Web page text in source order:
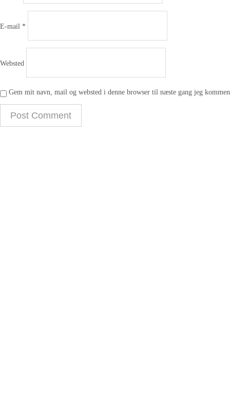
E-mail *
Websted
Gem mit navn, mail og websted i denne browser til næste gang jeg